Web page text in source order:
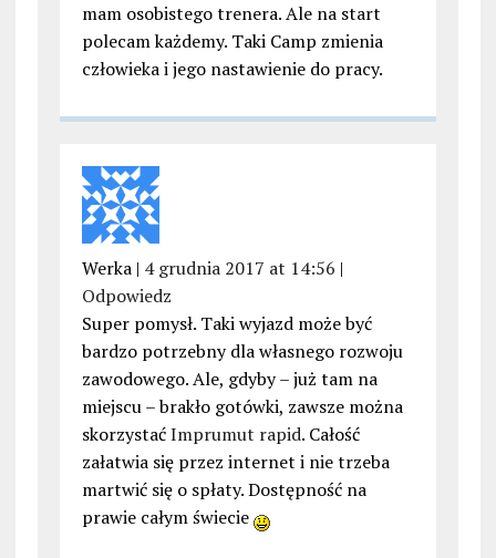
mam osobistego trenera. Ale na start
polecam każdemy. Taki Camp zmienia
człowieka i jego nastawienie do pracy.
Werka | 4 grudnia 2017 at 14:56 |
Odpowiedz
Super pomysł. Taki wyjazd może być
bardzo potrzebny dla własnego rozwoju
zawodowego. Ale, gdyby – już tam na
miejscu – brakło gotówki, zawsze można
skorzystaćImprumut rapid. Całość
załatwia się przez internet i nie trzeba
martwić się o spłaty. Dostępność na
prawie całym świecie